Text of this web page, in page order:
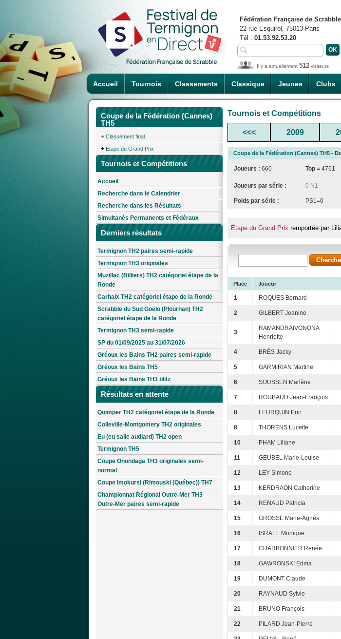
Accueil Tournois Classements Classique Jeunes Clubs
Fédération Française de Scrabble
22 rue Esquirol, 75013 Paris
Tél : 01.53.92.53.20
Il y a actuellement 512 visiteurs
Coupe de la Fédération (Cannes)
TH5
Classement final
Étape du Grand Prix
Tournois et Compétitions
Accueil
Recherche dans le Calendrier
Recherche dans les Résultats
Simultanés Permanents et Fédéraux
Derniers résultats
Termignon TH2 paires semi-rapide
Termignon TH3 originales
Muzillac (Billiers) TH2 catégoriel étape de la
Ronde
Carhaix TH2 catégoriel étape de la Ronde
Scrabble du Sud Goëlo (Plourhan) TH2
catégoriel étape de la Ronde
Termignon TH3 semi-rapide
SP du 01/09/2025 au 31/07/2026
Gréoux les Bains TH2 paires semi-rapide
Gréoux les Bains TH5
Gréoux les Bains TH3 blitz
Résultats en attente
Quimper TH2 catégoriel étape de la Ronde
Colleville-Montgomery TH2 originales
Eu (eu salle audiard) TH2 open
Termignon TH5
Coupe Onondaga TH3 originales semi-
normal
Coupe Imokursi (Rimouski (Québec)) TH7
Championnat Régional Outre-Mer TH3
Outre-Mer paires semi-rapide
Tournois et Compétitions
<<< 2009
Coupe de la Fédération (Cannes) TH5 -
Joueurs : 660 Top = 4761
Joueurs par série : 0 N1
Poids par série : PS1=0
Étape du Grand Prix remportée par
Place Joueur
1 ROQUES Bernard
2 GILBERT Jeanine
3
RAMANDRAIVONONA
Henriette
4 BRÈS Jacky
5 GARMIRIAN Martine
6 SOUSSEN Marlène
7 ROUBAUD Jean-François
8 LEURQUIN Eric
8 THORENS Lucette
10 PHAM Liliane
11 GEUBEL Marie-Louise
12 LEY Simone
13 KERDRAON Catherine
14 RENAUD Patricia
15 GROSSE Marie-Agnès
16 ISRAEL Monique
17 CHARBONNIER Renée
18 GAWRONSKI Edma
19 DUMONT Claude
20 RAYNAUD Sylvie
21 BRUNO François
22 PILARD Jean-Pierre